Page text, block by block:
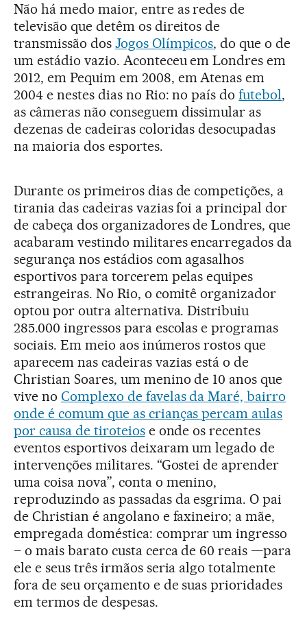
Não há medo maior, entre as redes de
televisão que detêm os direitos de
transmissão dos Jogos Olímpicos, do que o de
um estádio vazio. Aconteceu em Londres em
2012, em Pequim em 2008, em Atenas em
2004 e nestes dias no Rio: no país dofutebol,
as câmeras não conseguem dissimular as
dezenas de cadeiras coloridas desocupadas
na maioria dos esportes.
Durante os primeiros dias de competições, a
tirania das cadeiras vazias foi a principal dor
de cabeça dos organizadores de Londres, que
acabaram vestindo militares encarregados da
segurança nos estádios com agasalhos
esportivos para torcerem pelas equipes
estrangeiras. No Rio, o comitê organizador
optou por outra alternativa. Distribuiu
285.000 ingressos para escolas e programas
sociais. Em meio aos inúmeros rostos que
aparecem nas cadeiras vazias está o de
Christian Soares, um menino de 10 anos que
vive no Complexo de favelas da Maré, bairro
onde é comum que as crianças percam aulas
por causa de tiroteiose onde os recentes
eventos esportivos deixaram um legado de
intervenções militares. “Gostei de aprender
uma coisa nova”, conta o menino,
reproduzindo as passadas da esgrima. O pai
de Christian é angolano e faxineiro; a mãe,
empregada doméstica: comprar um ingresso
– o mais barato custa cerca de 60 reais —para
ele e seus três irmãos seria algo totalmente
fora de seu orçamento e de suas prioridades
em termos de despesas.